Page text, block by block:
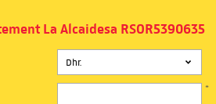
La Alcaidesa RSOR5390635
*